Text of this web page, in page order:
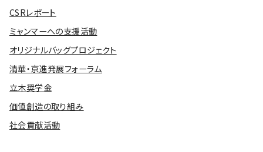
CSRレポート
ミャンマーへの支援活動
オリジナルバッグプロジェクト
清華・京進発展フォーラム
立木奨学金
価値創造の取り組み
社会貢献活動